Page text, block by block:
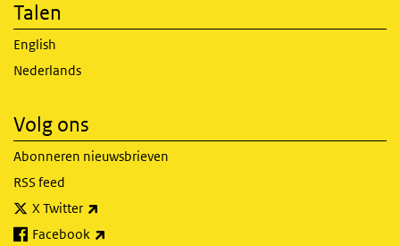
Talen
English
Nederlands
Volg ons
Abonneren nieuwsbrieven
RSS feed
X Twitter
Facebook